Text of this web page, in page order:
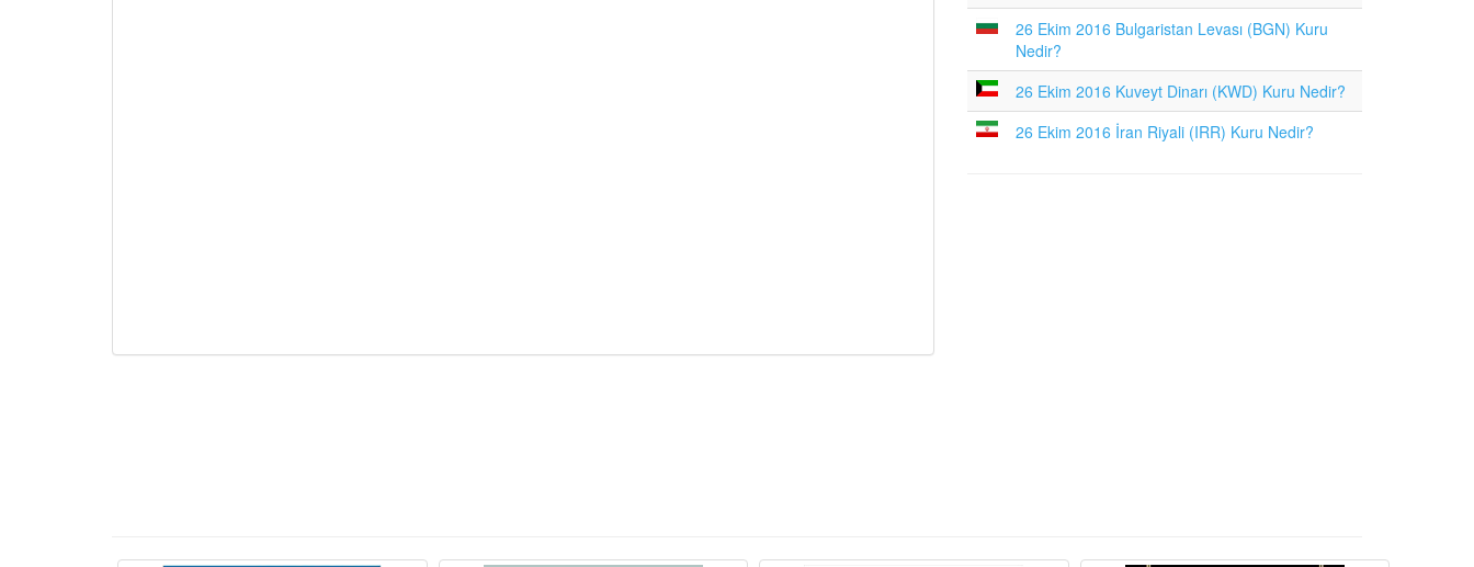
26 Ekim 2016 Bulgaristan Levası (BGN) Kuru
Nedir?
26 Ekim 2016 Kuveyt Dinarı (KWD) Kuru Nedir?
26 Ekim 2016 İran Riyali (IRR) Kuru Nedir?